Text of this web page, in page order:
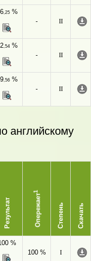
,25%
-
II
,54%
-
II
,56%
-
II
английскому
Результат Опережает
1
Степень Скачать
%
100 %
I